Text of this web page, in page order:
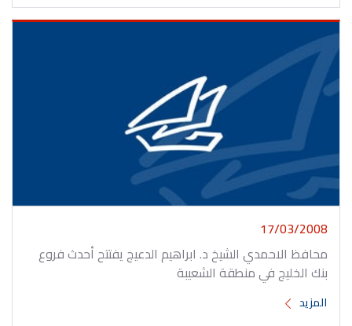
17/03/2008
محافظ الاحمدي الشيخ د. ابراهيم الدعيج يفتتح أحدث فروع
بنك الخليج في منطقة الشعيبة
المزيد